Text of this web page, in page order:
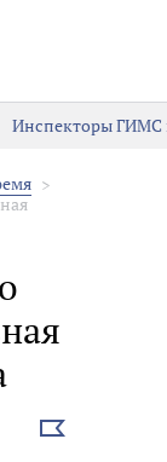
Инспекторы ГИМС
Выбрать